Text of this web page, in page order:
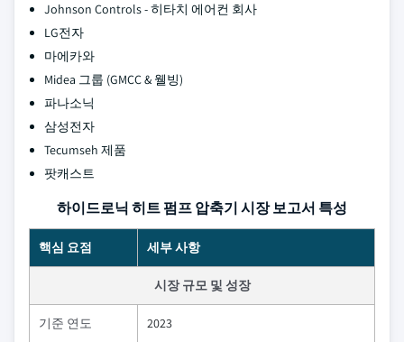
Johnson Controls - 히타치 에어컨 회사
LG전자
마에카와
Midea 그룹 (GMCC & 웰빙)
파나소닉
삼성전자
Tecumseh 제품
팟캐스트
하이드로닉 히트 펌프 압축기 시장 보고서 특성
핵심 요점 세부 사항
시장 규모 및 성장
기준 연도 2023